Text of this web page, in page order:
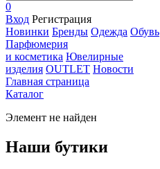
0
Вход Регистрация
Новинки Бренды Одежда Обувь
Парфюмерия
и косметика Ювелирные
изделия OUTLET Новости
Главная страница
Каталог
Элемент не найден
Наши бутики